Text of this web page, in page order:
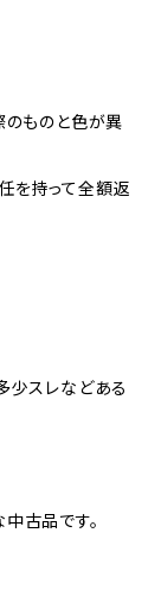
のものと色が異
を持って全額返
少スレなどある
古品です。